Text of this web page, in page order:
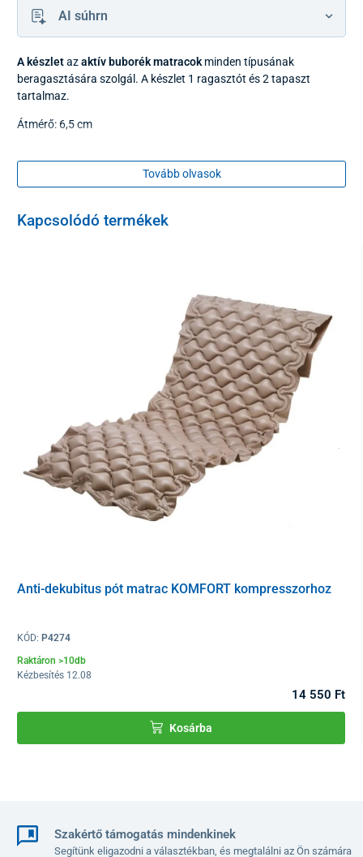
AI súhrn
A készletazaktív buborék matracok minden típusának
beragasztására szolgál. A készlet 1 ragasztót és 2 tapaszt
tartalmaz.
Átmérő: 6,5 cm
Tovább olvasok
Kapcsolódó termékek
Anti-dekubitus pót matrac KOMFORT kompresszorhoz
KÓD: P4274
Raktáron >10db
Kézbesítés 12.08
14 550 Ft
Kosárba
Szakértő támogatás mindenkinek
Segítünk eligazodni a választékban, és megtalálni az Ön számára